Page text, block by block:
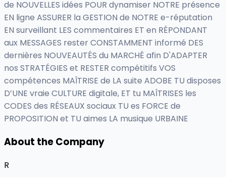
de NOUVELLES idées POUR dynamiser NOTRE présence
EN ligne ASSURER la GESTION de NOTRE e-réputation
EN surveillant LES commentaires ET en RÉPONDANT
aux MESSAGES rester CONSTAMMENT informé DES
dernières NOUVEAUTÉS du MARCHÉ afin D'ADAPTER
nos STRATÉGIES et RESTER compétitifs VOS
compétences MAÎTRISE de LA suite ADOBE TU disposes
D’UNE vraie CULTURE digitale, ET tu MAÎTRISES les
CODES des RÉSEAUX sociaux TU es FORCE de
PROPOSITION et TU aimes LA musique URBAINE
About the Company
R